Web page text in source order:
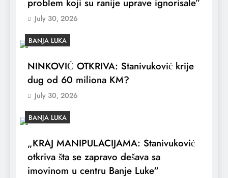
July 30, 2026
BANJA LUKA
NINKOVIĆ OTKRIVA: Stanivuković krije
dug od 60 miliona KM?
July 30, 2026
BANJA LUKA
„KRAJ MANIPULACIJAMA: Stanivuković
otkriva šta se zapravo dešava sa
imovinom u centru Banje Luke“